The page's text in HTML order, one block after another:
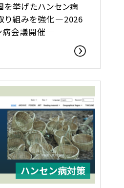
を挙げたハンセン病
り組みを強化―2026
病会議開催―
ハンセン病対策